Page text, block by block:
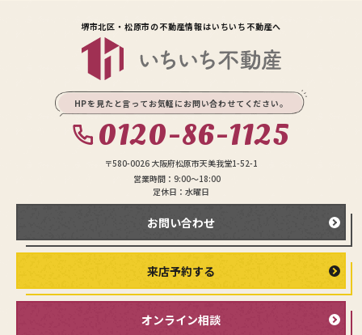
堺市北区・松原市の不動産情報はいちいち不動産へ
HPを見たと言ってお気軽にお問い合わせてください。
0120-86-1125
〒580-0026 大阪府松原市天美我堂1-52-1
営業時間：9:00〜18:00
定休日：水曜日
お問い合わせ
来店予約する
オンライン相談